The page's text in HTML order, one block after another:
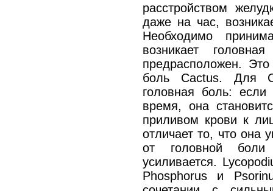
расстройством
даже на час,
Необходимо
возникает
предрасположен.
боль Cactus. Для
головная боль:
время, она
приливом крови к
отличает то, что она
от головной
усиливается.
Phosphorus и